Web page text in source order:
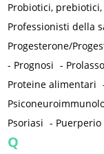
Probiotici,
Professionisti della
Progesterone/
- Prognosi -
Proteine alimentari
Psoriasi - Puerperio
Q